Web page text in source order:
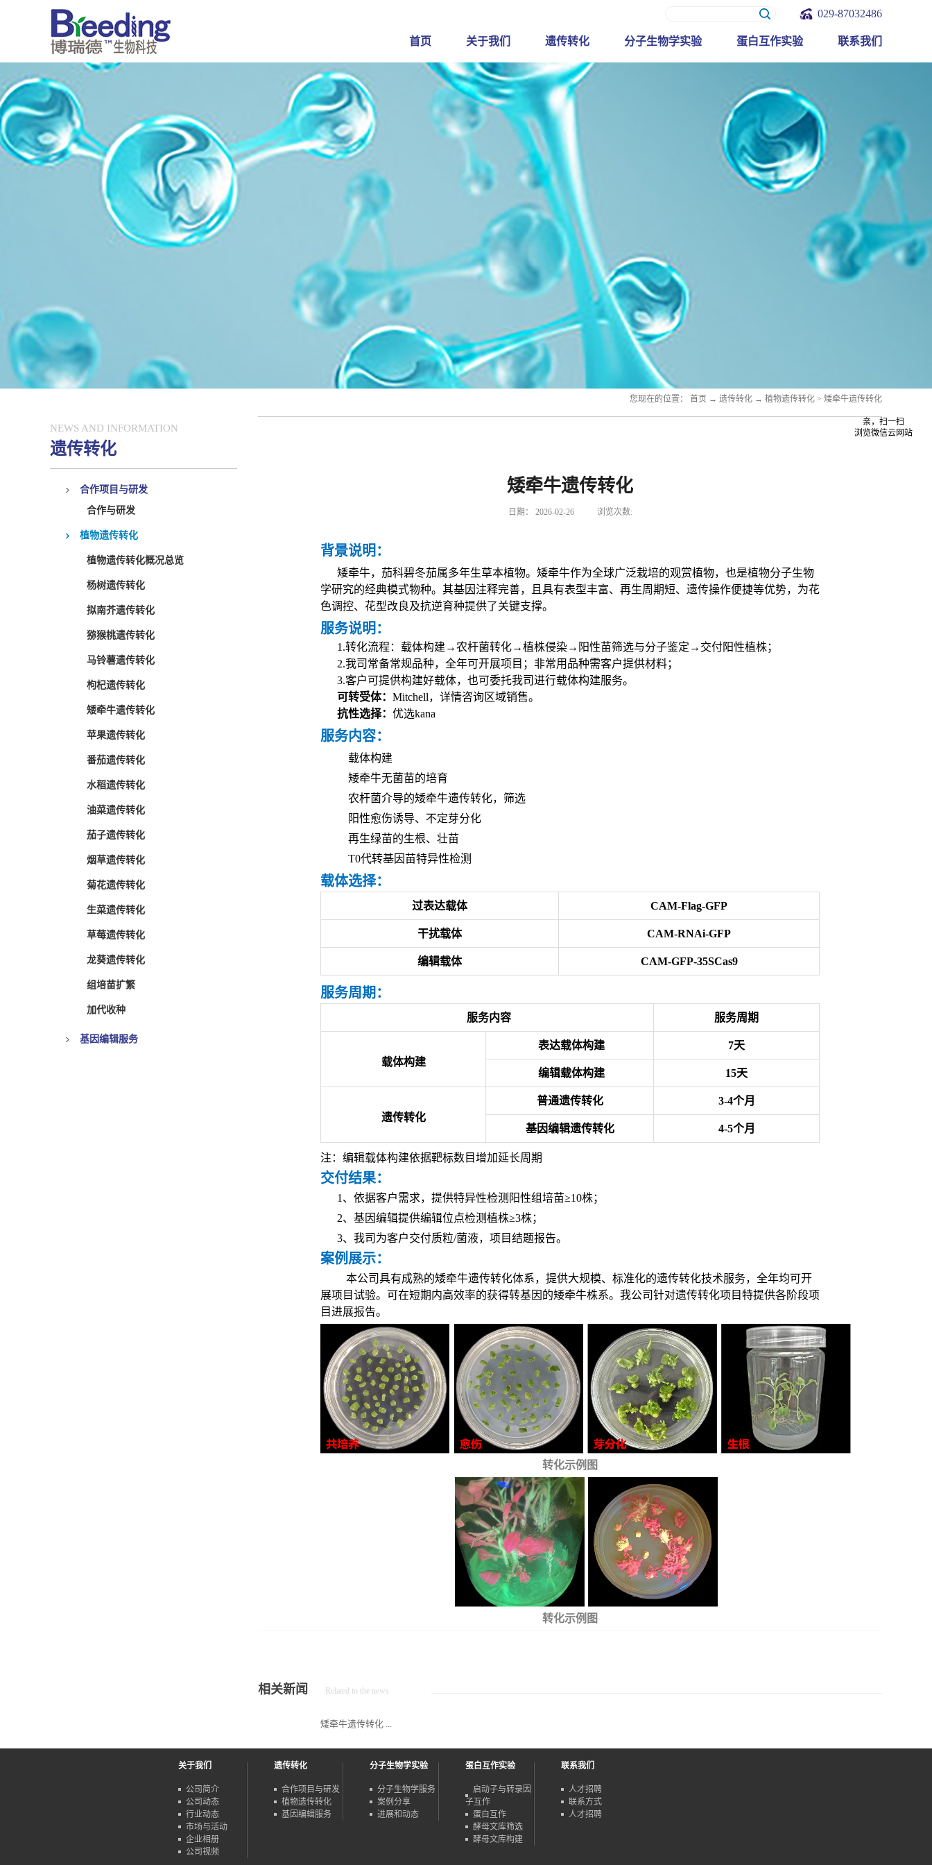
029-87032486
首页 关于我们 遗传转化 分子生物学实验 蛋白互作实验 联系我们
遗传转化
NEWS AND INFORMATION
合作项目与研发
合作与研发
植物遗传转化
植物遗传转化概况总览
杨树遗传转化
拟南芥遗传转化
猕猴桃遗传转化
马铃薯遗传转化
枸杞遗传转化
矮牵牛遗传转化
苹果遗传转化
番茄遗传转化
水稻遗传转化
油菜遗传转化
茄子遗传转化
烟草遗传转化
菊花遗传转化
生菜遗传转化
草莓遗传转化
龙葵遗传转化
组培苗扩繁
加代收种
基因编辑服务
您现在的位置： 首页 → 遗传转化 → 植物遗传转化 > 矮牵牛遗传转化
矮牵牛遗传转化
日期： 2026-02-26 浏览次数:
背景说明 ：
矮牵牛，茄科碧冬茄属多年生草本植物。矮牵牛作为全球广泛栽培的观赏植物，也是植物分子生物
学研究的经典模式物种。其基因注释完善，且具有表型丰富、再生周期短、遗传操作便捷等优势，为花
色调控、花型改良及抗逆育种提供了关键支撑。
服务说明：
1.转化流程：载体构建→农杆菌转化→植株侵染→阳性苗筛选与分子鉴定→交付阳性植株；
2.我司常备常规品种，全年可开展项目；非常用品种需客户提供材料；
3.客户可提供构建好载体，也可委托我司进行载体构建服务。
可转受体： Mitchell， 详情咨询区域销售。
抗性选择： 优选kana
服务内容：
载体构建
矮牵牛无菌苗的培育
农杆菌介导的矮牵牛遗传转化，筛选
阳性愈伤诱导、不定芽分化
再生绿苗的生根、壮苗
T0代转基因苗特异性检测
载体选择：
过表达载体 CAM-Flag-GFP
干扰载体 CAM-RNAi-GFP
编辑载体 CAM-GFP-35SCas9
服务周期：
服务内容 服务周期
载体构建
表达载体构建 7天
编辑载体构建 15天
遗传转化
普通遗传转化 3-4个月
基因编辑遗传转化 4-5个月
注：编辑载体构建依据靶标数目增加延长周期
交付结果：
1、依据客户需求，提供特异性检测阳性组培苗≥10株；
2、基因编辑提供编辑位点检测植株≥3株；
3、我司为客户交付质粒/菌液，项目结题报告。
案例展示：
本公司具有成熟的矮牵牛遗传转化体系，提供大规模、标准化的遗传转化技术服务，全年均可开
展项目试验。可在短期内高效率的获得转基因的矮牵牛株系。我公司针对遗传转化项目特提供各阶段项
目进展报告。
转化示例图
转化示例图
相关新闻 Related to the news
矮牵牛遗传转化 ...
关于我们
公司简介
公司动态
行业动态
市场与活动
企业相册
公司视频
遗传转化
合作项目与研发
植物遗传转化
基因编辑服务
分子生物学实验
分子生物学服务
案例分享
进展和动态
蛋白互作实验
启动子与转录因
子互作
蛋白互作
酵母文库筛选
酵母文库构建
联系我们
人才招聘
联系方式
人才招聘
亲，扫一扫
浏览微信云网站